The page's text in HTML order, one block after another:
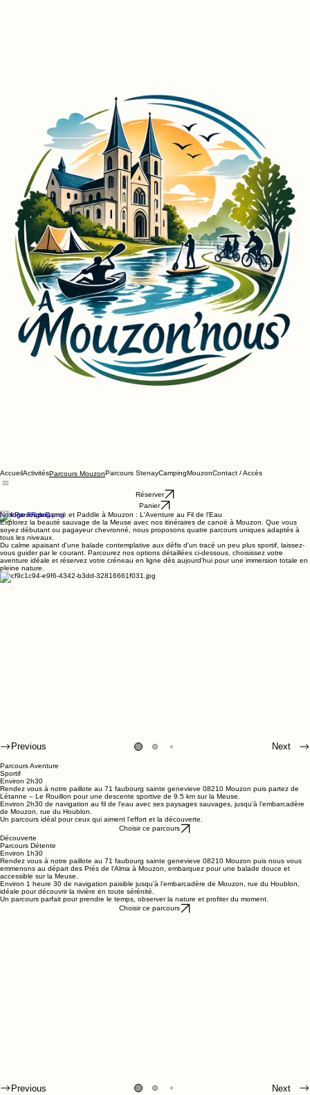
Parcours StenayCamping
Réserver
Panier
Nos Parcours Canoë et Paddle à Mouzon : L'Aventure au Fil de l'Eau
Explorez la beauté sauvage de la Meuse avec nos itinéraires de canoë à Mouzon. Que vous
soyez débutant ou pagayeur chevronné, nous proposons quatre parcours uniques adaptés à
tous les niveaux.
Du calme apaisant d'une balade contemplative aux défis d'un tracé un peu plus sportif, laissez-
vous guider par le courant. Parcourez nos options détaillées ci-dessous, choisissez votre
aventure idéale et réservez votre créneau en ligne dès aujourd'hui pour une immersion totale en
Previous
Parcours Aventure
Sportif
Environ 2h30
Rendez vous à notre paillote au 71 faubourg sainte genevieve 08210 Mouzon puis partez de
Létanne – Le Rouillon pour une descente sportive de 9.5 km sur la Meuse.
Environ 2h30 de navigation au fil de l’eau avec ses paysages sauvages, jusqu’à l’embarcadère
de Mouzon, rue du Houblon.
Un parcours idéal pour ceux qui aiment l’effort et la découverte.
Découverte
Parcours Détente
Environ 1h30
Rendez vous à notre paillote au 71 faubourg sainte genevieve 08210 Mouzon puis nous vous
emmenons au départ des Prés de l’Alma à Mouzon, embarquez pour une balade douce et
accessible sur la Meuse.
Environ 1 heure 30 de navigation paisible jusqu’à l’embarcadère de Mouzon, rue du Houblon,
idéale pour découvrir la rivière en toute sérénité.